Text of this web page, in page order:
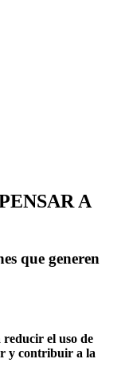
A
que generen
reducir el uso de
y contribuir a la